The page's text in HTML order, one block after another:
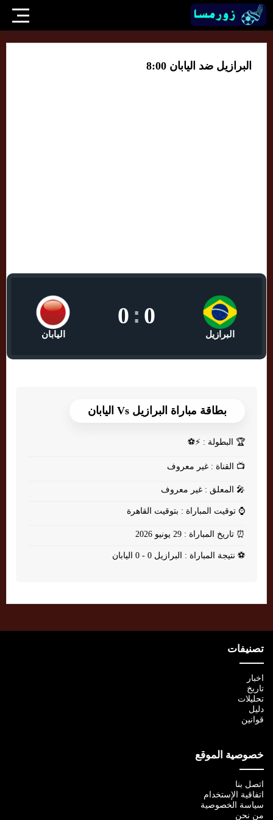
البرازيل ضد اليابان 8:00
البرازيل
0
:
0
اليابان
بطاقة مباراة البرازيل Vs اليابان
🏆 البطولة : ⚡⚽
📺 القناة : غير معروف
🎤 المعلق : غير معروف
⌚ توقيت المباراة : بتوقيت القاهرة
⏰ تاريخ المباراة : 29 يونيو 2026
⚽ نتيجة المباراة : البرازيل 0 - 0 اليابان
تصنيفات
اخبار
تاريخ
تحليلات
دليل
قوانين
خصوصية الموقع
اتصل بنا
اتفاقية الإستخدام
سياسة الخصوصية
من نحن